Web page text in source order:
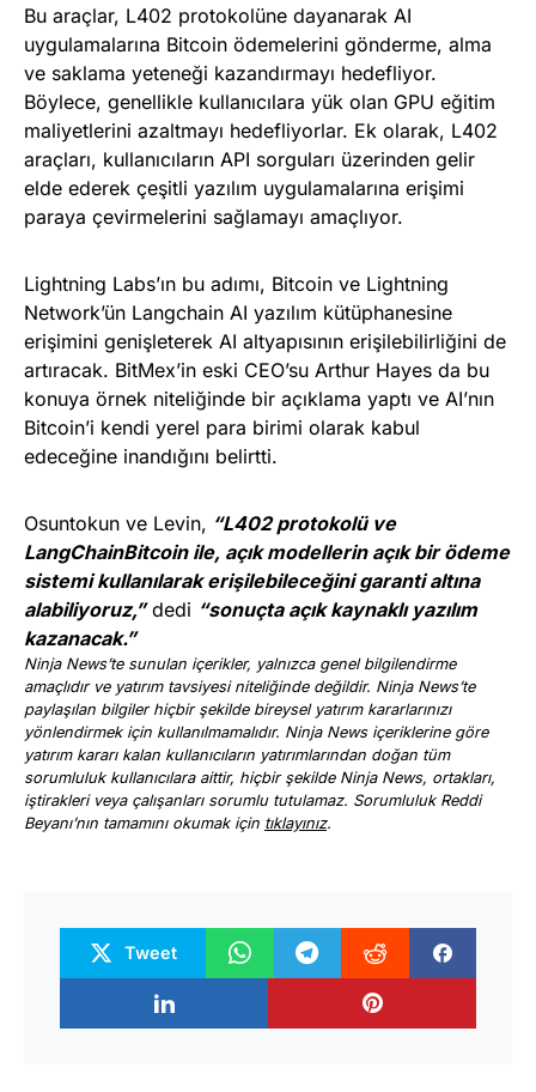
Bu araçlar, L402 protokolüne dayanarak AI
uygulamalarına Bitcoin ödemelerini gönderme, alma
ve saklama yeteneği kazandırmayı hedefliyor.
Böylece, genellikle kullanıcılara yük olan GPU eğitim
maliyetlerini azaltmayı hedefliyorlar. Ek olarak, L402
araçları, kullanıcıların API sorguları üzerinden gelir
elde ederek çeşitli yazılım uygulamalarına erişimi
paraya çevirmelerini sağlamayı amaçlıyor.
Lightning Labs’ın bu adımı, Bitcoin ve Lightning
Network’ün Langchain AI yazılım kütüphanesine
erişimini genişleterek AI altyapısının erişilebilirliğini de
artıracak. BitMex’in eski CEO’su Arthur Hayes da bu
konuya örnek niteliğinde bir açıklama yaptı ve AI’nın
Bitcoin’i kendi yerel para birimi olarak kabul
edeceğine inandığını belirtti.
Osuntokun ve Levin, “L402 protokolü ve
LangChainBitcoin ile, açık modellerin açık bir ödeme
sistemi kullanılarak erişilebileceğini garanti altına
alabiliyoruz,”dedi “sonuçta açık kaynaklı yazılım
kazanacak.”
Ninja News’te sunulan içerikler, yalnızca genel bilgilendirme
amaçlıdır ve yatırım tavsiyesi niteliğinde değildir. Ninja News’te
paylaşılan bilgiler hiçbir şekilde bireysel yatırım kararlarınızı
yönlendirmek için kullanılmamalıdır. Ninja News içeriklerine göre
yatırım kararı kalan kullanıcıların yatırımlarından doğan tüm
sorumluluk kullanıcılara aittir, hiçbir şekilde Ninja News, ortakları,
iştirakleri veya çalışanları sorumlu tutulamaz. Sorumluluk Reddi
Beyanı’nın tamamını okumak için tıklayınız.
Tweet